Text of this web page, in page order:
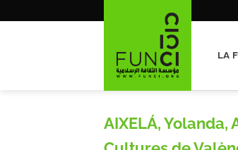
LA
AIXELÁ,